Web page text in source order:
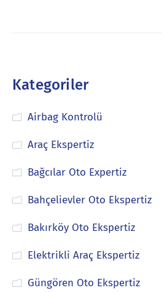
Kategoriler
Airbag Kontrolü
Araç Ekspertiz
Bağcılar Oto Expertiz
Bahçelievler Oto Ekspertiz
Bakırköy Oto Ekspertiz
Elektrikli Araç Ekspertiz
Güngören Oto Ekspertiz